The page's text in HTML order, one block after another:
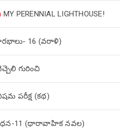
MY PERENNIAL LIGHTHOUSE!
16 (వరాళి)
గురించి
పరీక్ష (క‌థ‌)
11 (ధారావాహిక నవల)